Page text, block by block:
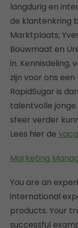
langdurig en
de klantenkring
Marktplaats,
Bouwmaat en
in. Kennisdeling,
zijn voor ons
RapidSugar is
talentvolle jonge
sfeer verder
Lees hier de
Marketing
You are an
international
products. Your
successful